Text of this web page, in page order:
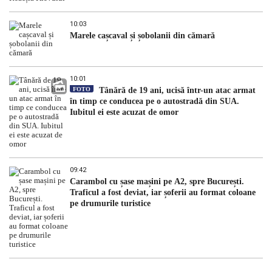
10:03
Marele cașcaval și șobolanii din cămară
10:01
FOTO
Tânără de 19 ani, ucisă într-un atac armat
în timp ce conducea pe o autostradă din SUA.
Iubitul ei este acuzat de omor
09:42
Carambol cu șase mașini pe A2, spre București.
Traficul a fost deviat, iar șoferii au format coloane
pe drumurile turistice